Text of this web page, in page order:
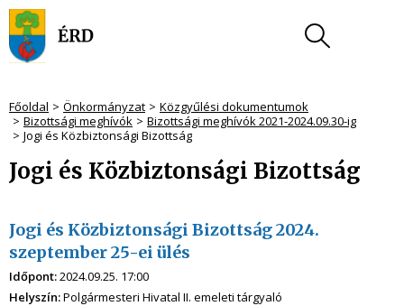
Főoldal Önkormányzat
Közgyűlési dokumentumok
Bizottsági meghívók
Bizottsági meghívók 2021-2024.09.30-ig
Jogi és Közbiztonsági Bizottság
Jogi és Közbiztonsági Bizottság
Jogi és Közbiztonsági Bizottság 2024.
szeptember 25-ei ülés
Időpont:2024.09.25. 17:00
Helyszín:Polgármesteri Hivatal II. emeleti tárgyaló